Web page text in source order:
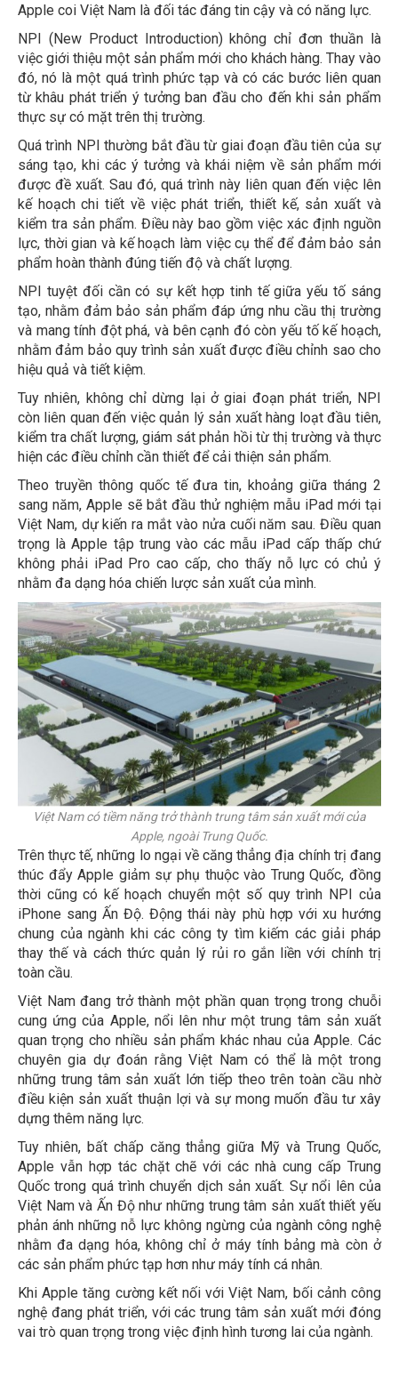
Apple coi Việt Nam là đối tác đáng tin cậy và có năng lực.
NPI (New Product Introduction) không chỉ đơn thuần là
việc giới thiệu một sản phẩm mới cho khách hàng. Thay vào
đó, nó là một quá trình phức tạp và có các bước liên quan
từ khâu phát triển ý tưởng ban đầu cho đến khi sản phẩm
thực sự có mặt trên thị trường.
Quá trình NPI thường bắt đầu từ giai đoạn đầu tiên của sự
sáng tạo, khi các ý tưởng và khái niệm về sản phẩm mới
được đề xuất. Sau đó, quá trình này liên quan đến việc lên
kế hoạch chi tiết về việc phát triển, thiết kế, sản xuất và
kiểm tra sản phẩm. Điều này bao gồm việc xác định nguồn
lực, thời gian và kế hoạch làm việc cụ thể để đảm bảo sản
phẩm hoàn thành đúng tiến độ và chất lượng.
NPI tuyệt đối cần có sự kết hợp tinh tế giữa yếu tố sáng
tạo, nhằm đảm bảo sản phẩm đáp ứng nhu cầu thị trường
và mang tính đột phá, và bên cạnh đó còn yếu tố kế hoạch,
nhằm đảm bảo quy trình sản xuất được điều chỉnh sao cho
hiệu quả và tiết kiệm.
Tuy nhiên, không chỉ dừng lại ở giai đoạn phát triển, NPI
còn liên quan đến việc quản lý sản xuất hàng loạt đầu tiên,
kiểm tra chất lượng, giám sát phản hồi từ thị trường và thực
hiện các điều chỉnh cần thiết để cải thiện sản phẩm.
Theo truyền thông quốc tế đưa tin, khoảng giữa tháng 2
sang năm, Apple sẽ bắt đầu thử nghiệm mẫu iPad mới tại
Việt Nam, dự kiến ra mắt vào nửa cuối năm sau. Điều quan
trọng là Apple tập trung vào các mẫu iPad cấp thấp chứ
không phải iPad Pro cao cấp, cho thấy nỗ lực có chủ ý
nhằm đa dạng hóa chiến lược sản xuất của mình.
Việt Nam có tiềm năng trở thành trung tâm sản xuất mới của
Apple, ngoài Trung Quốc.
Trên thực tế, những lo ngại về căng thẳng địa chính trị đang
thúc đẩy Apple giảm sự phụ thuộc vào Trung Quốc, đồng
thời cũng có kế hoạch chuyển một số quy trình NPI của
iPhone sang Ấn Độ. Động thái này phù hợp với xu hướng
chung của ngành khi các công ty tìm kiếm các giải pháp
thay thế và cách thức quản lý rủi ro gắn liền với chính trị
toàn cầu.
Việt Nam đang trở thành một phần quan trọng trong chuỗi
cung ứng của Apple, nổi lên như một trung tâm sản xuất
quan trọng cho nhiều sản phẩm khác nhau của Apple. Các
chuyên gia dự đoán rằng Việt Nam có thể là một trong
những trung tâm sản xuất lớn tiếp theo trên toàn cầu nhờ
điều kiện sản xuất thuận lợi và sự mong muốn đầu tư xây
dựng thêm năng lực.
Tuy nhiên, bất chấp căng thẳng giữa Mỹ và Trung Quốc,
Apple vẫn hợp tác chặt chẽ với các nhà cung cấp Trung
Quốc trong quá trình chuyển dịch sản xuất. Sự nổi lên của
Việt Nam và Ấn Độ như những trung tâm sản xuất thiết yếu
phản ánh những nỗ lực không ngừng của ngành công nghệ
nhằm đa dạng hóa, không chỉ ở máy tính bảng mà còn ở
các sản phẩm phức tạp hơn như máy tính cá nhân.
Khi Apple tăng cường kết nối với Việt Nam, bối cảnh công
nghệ đang phát triển, với các trung tâm sản xuất mới đóng
vai trò quan trọng trong việc định hình tương lai của ngành.